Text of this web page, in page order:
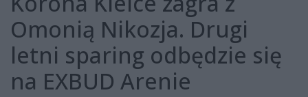
Omonią Nikozja. Drugi
letni sparing odbędzie się
na EXBUD Arenie